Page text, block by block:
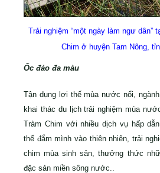
Trải nghiệm “một ngày làm ngư dân”
Chim ở huyện Tam Nông,
Ốc đảo đa màu
Tận dụng lợi thế mùa nước nổi,
khai thác du lịch trải nghiệm mùa
Tràm Chim với nhiều dịch vụ hấp
thể đắm mình vào thiên nhiên, trải
chim mùa sinh sản, thưởng thức
đặc sản miền sông nước..